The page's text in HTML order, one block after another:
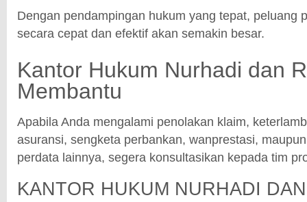
Dengan pendampingan hukum yang tepat, peluang
secara cepat dan efektif akan semakin besar.
Kantor Hukum Nurhadi dan
Membantu
Apabila Anda mengalami penolakan klaim,
asuransi, sengketa perbankan, wanprestasi,
perdata lainnya, segera konsultasikan kepada tim
KANTOR HUKUM NURHADI